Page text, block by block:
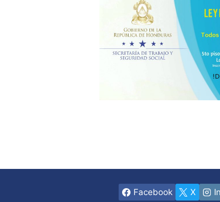
Facebook X